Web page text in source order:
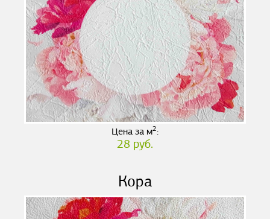
Цена за м2:
28 руб.
Кора